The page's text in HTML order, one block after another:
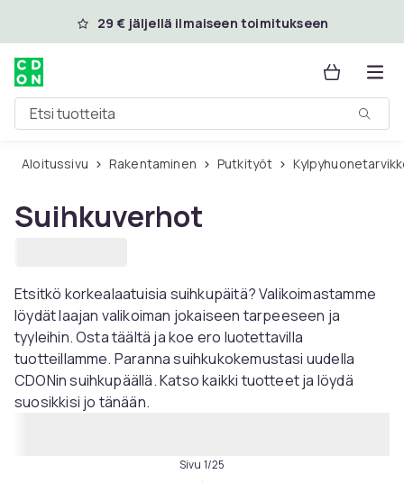
Ohita ja siirry pääsisältöön
29 € jäljellä ilmaiseen toimitukseen
Etsi tuotteita
Aloitussivu Rakentaminen Putkityöt
Suihkuverhot
Etsitkö korkealaatuisia suihkupäitä? Valikoimastamme
löydät laajan valikoiman jokaiseen tarpeeseen ja
tyyleihin. Osta täältä ja koe ero luotettavilla
tuotteillamme. Paranna suihkukokemustasi uudella
CDONin suihkupäällä. Katso kaikki tuotteet ja löydä
suosikkisi jo tänään.
Sivu 1/25